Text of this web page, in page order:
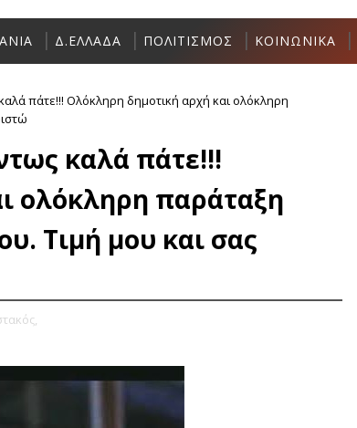
Δ.ΕΛΛΑΔΑ ΠΟΛΙΤΙΣΜΟΣ ΚΟΙΝΩΝΙΚΑ
πάτε!!! Ολόκληρη δημοτική αρχή και ολόκληρη
καλά πάτε!!!
ολόκληρη παράταξη
Τιμή μου και σας